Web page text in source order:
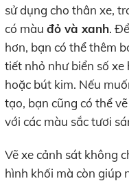
sử dụng cho thân xe,
có màu đỏ và xanh.
hơn, bạn có thể thêm
tiết nhỏ như biển số
hoặc bút kim. Nếu
tạo, bạn cũng có thể
với các màu sắc tươi
Vẽ xe cảnh sát không
hình khối mà còn giúp